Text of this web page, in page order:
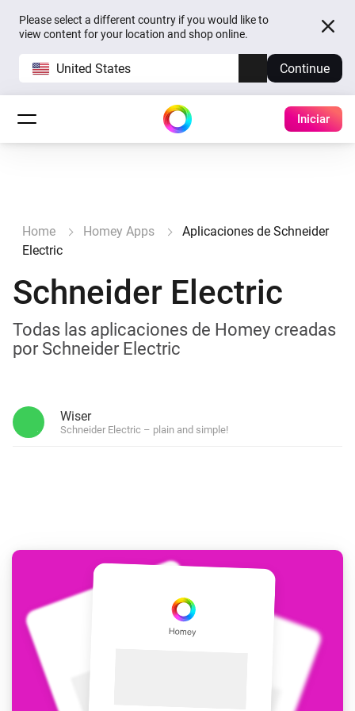
Please select a different country if you would like to
view content for your location and shop online.
United States Continue
Iniciar
Home Homey Apps
Aplicaciones de Schneider
Electric
Schneider Electric
Todas las aplicaciones de Homey creadas
por Schneider Electric
Wiser
Schneider Electric – plain and simple!